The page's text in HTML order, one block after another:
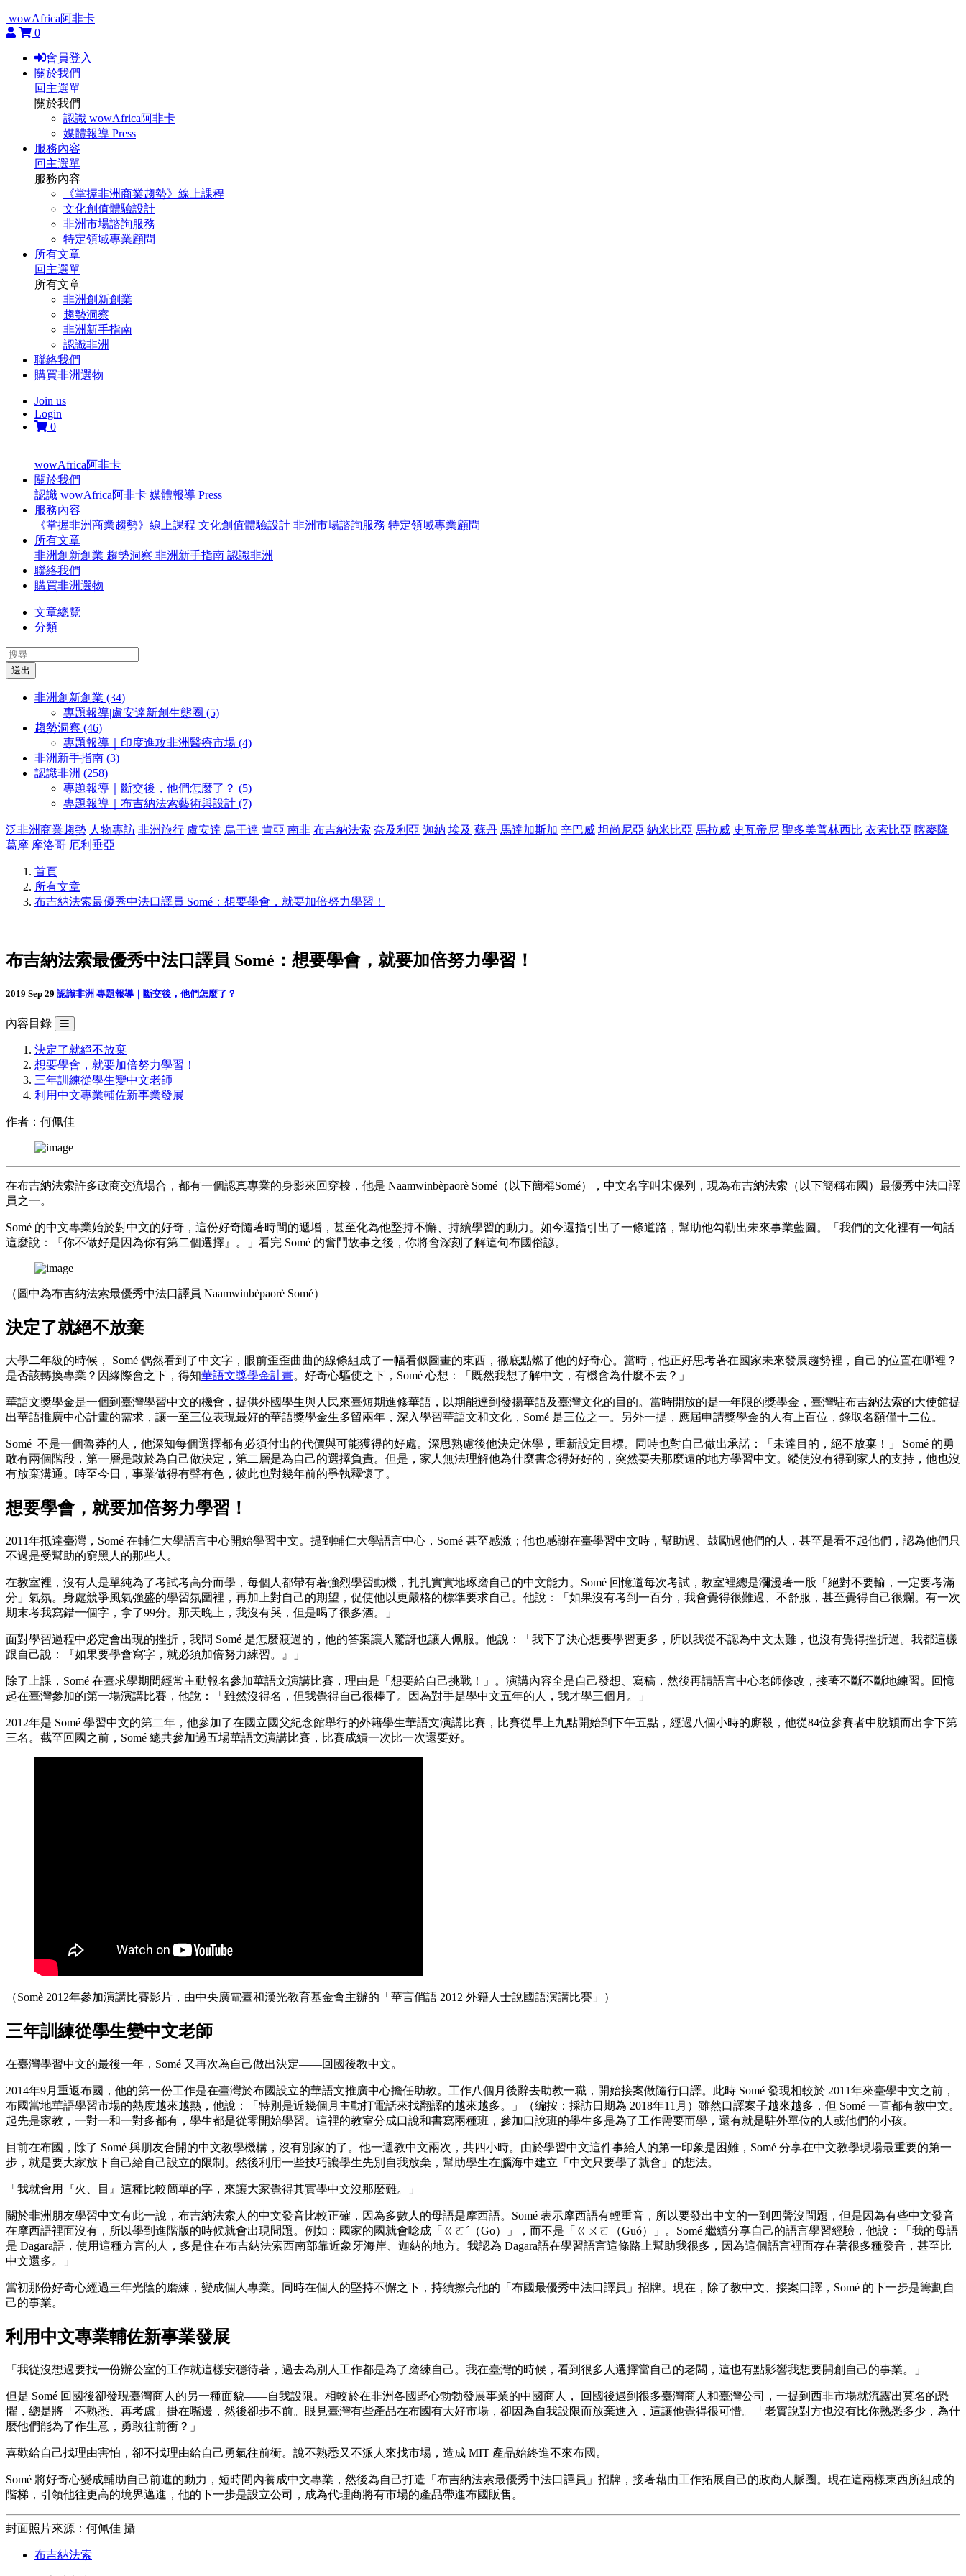
wowAfrica阿非卡
0
會員登入
關於我們
回主選單
關於我們
認識 wowAfrica阿非卡
媒體報導 Press
服務內容
回主選單
服務內容
《掌握非洲商業趨勢》線上課程
文化創值體驗設計
非洲市場諮詢服務
特定領域專業顧問
所有文章
回主選單
所有文章
非洲創新創業
趨勢洞察
非洲新手指南
認識非洲
聯絡我們
購買非洲選物
Join us
Login
0
wowAfrica阿非卡
關於我們
認識 wowAfrica阿非卡 媒體報導 Press
服務內容
《掌握非洲商業趨勢》線上課程 文化創值體驗設計 非洲市場諮詢服務 特定領域專業顧問
所有文章
非洲創新創業 趨勢洞察 非洲新手指南 認識非洲
聯絡我們
購買非洲選物
文章總覽
分類
送出
非洲創新創業 (34)
專題報導|盧安達新創生態圈 (5)
趨勢洞察 (46)
專題報導｜印度進攻非洲醫療市場 (4)
非洲新手指南 (3)
認識非洲 (258)
專題報導｜斷交後，他們怎麼了？ (5)
專題報導｜布吉納法索藝術與設計 (7)
泛非洲商業趨勢 人物專訪 非洲旅行 盧安達 烏干達 肯亞 南非 布吉納法索 奈及利亞 迦納 埃及 蘇丹 馬達加斯加 辛巴威 坦尚尼亞 納米比亞 馬拉威 史瓦帝尼 聖多美普林西比 衣索比亞 喀麥隆
葛摩 摩洛哥 厄利垂亞
首頁
所有文章
布吉納法索最優秀中法口譯員 Somé：想要學會，就要加倍努力學習！
布吉納法索最優秀中法口譯員 Somé：想要學會，就要加倍努力學習！
2019 Sep 29 認識非洲 專題報導｜斷交後，他們怎麼了？
內容目錄
決定了就絕不放棄
想要學會，就要加倍努力學習！
三年訓練從學生變中文老師
利用中文專業輔佐新事業發展
作者：何佩佳
在布吉納法索許多政商交流場合，都有一個認真專業的身影來回穿梭，他是 Naamwinbèpaorè Somé（以下簡稱Somé），中文名字叫宋保列，現為布吉納法索（以下簡稱布國）最優秀中法口譯
員之一。
Somé 的中文專業始於對中文的好奇，這份好奇隨著時間的遞增，甚至化為他堅持不懈、持續學習的動力。如今還指引出了一條道路，幫助他勾勒出未來事業藍圖。「我們的文化裡有一句話
這麼說：『你不做好是因為你有第二個選擇』。」看完 Somé 的奮鬥故事之後，你將會深刻了解這句布國俗諺。
（圖中為布吉納法索最優秀中法口譯員 Naamwinbèpaorè Somé）
決定了就絕不放棄
大學二年級的時候， Somé 偶然看到了中文字，眼前歪歪曲曲的線條組成了一幅看似圖畫的東西，徹底點燃了他的好奇心。當時，他正好思考著在國家未來發展趨勢裡，自己的位置在哪裡？
是否該轉換專業？因緣際會之下，得知華語文獎學金計畫。好奇心驅使之下，Somé 心想：「既然我想了解中文，有機會為什麼不去？」
華語文獎學金是一個到臺灣學習中文的機會，提供外國學生與人民來臺短期進修華語，以期能達到發揚華語及臺灣文化的目的。當時開放的是一年限的獎學金，臺灣駐布吉納法索的大使館提
出華語推廣中心計畫的需求，讓一至三位表現最好的華語獎學金生多留兩年，深入學習華語文和文化，Somé 是三位之一。另外一提，應屆申請獎學金的人有上百位，錄取名額僅十二位。
Somé 不是一個魯莽的人，他深知每個選擇都有必須付出的代價與可能獲得的好處。深思熟慮後他決定休學，重新設定目標。同時也對自己做出承諾：「未達目的，絕不放棄！」 Somé 的勇
敢有兩個階段，第一層是敢於為自己做決定，第二層是為自己的選擇負責。但是，家人無法理解他為什麼書念得好好的，突然要去那麼遠的地方學習中文。縱使沒有得到家人的支持，他也沒
有放棄溝通。時至今日，事業做得有聲有色，彼此也對幾年前的爭執釋懷了。
想要學會，就要加倍努力學習！
2011年抵達臺灣，Somé 在輔仁大學語言中心開始學習中文。提到輔仁大學語言中心，Somé 甚至感激；他也感謝在臺學習中文時，幫助過、鼓勵過他們的人，甚至是看不起他們，認為他們只
不過是受幫助的窮黑人的那些人。
在教室裡，沒有人是單純為了考試考高分而學，每個人都帶有著強烈學習動機，扎扎實實地琢磨自己的中文能力。Somé 回憶道每次考試，教室裡總是瀰漫著一股「絕對不要輸，一定要考滿
分」氣氛。身處競爭風氣強盛的學習氛圍裡，再加上對自己的期望，促使他以更嚴格的標準要求自己。他說：「如果沒有考到一百分，我會覺得很難過、不舒服，甚至覺得自己很爛。有一次
期末考我寫錯一個字，拿了99分。那天晚上，我沒有哭，但是喝了很多酒。」
面對學習過程中必定會出現的挫折，我問 Somé 是怎麼渡過的，他的答案讓人驚訝也讓人佩服。他說：「我下了決心想要學習更多，所以我從不認為中文太難，也沒有覺得挫折過。我都這樣
跟自己說：『如果要學會寫字，就必須加倍努力練習。』」
除了上課，Somé 在臺求學期間經常主動報名參加華語文演講比賽，理由是「想要給自己挑戰！」。演講內容全是自己發想、寫稿，然後再請語言中心老師修改，接著不斷不斷地練習。回憶
起在臺灣參加的第一場演講比賽，他說：「雖然沒得名，但我覺得自己很棒了。因為對手是學中文五年的人，我才學三個月。」
2012年是 Somé 學習中文的第二年，他參加了在國立國父紀念館舉行的外籍學生華語文演講比賽，比賽從早上九點開始到下午五點，經過八個小時的廝殺，他從84位參賽者中脫穎而出拿下第
三名。截至回國之前，Somé 總共參加過五場華語文演講比賽，比賽成績一次比一次還要好。
（Somè 2012年參加演講比賽影片，由中央廣電臺和漢光教育基金會主辦的「華言俏語 2012 外籍人士說國語演講比賽」）
三年訓練從學生變中文老師
在臺灣學習中文的最後一年，Somé 又再次為自己做出決定——回國後教中文。
2014年9月重返布國，他的第一份工作是在臺灣於布國設立的華語文推廣中心擔任助教。工作八個月後辭去助教一職，開始接案做隨行口譯。此時 Somé 發現相較於 2011年來臺學中文之前，
布國當地華語學習市場的熱度越來越熱，他說：「特別是近幾個月主動打電話來找翻譯的越來越多。」（編按：採訪日期為 2018年11月）雖然口譯案子越來越多，但 Somé 一直都有教中文。
起先是家教，一對一和一對多都有，學生都是從零開始學習。這裡的教室分成口說和書寫兩種班，參加口說班的學生多是為了工作需要而學，還有就是駐外單位的人或他們的小孩。
目前在布國，除了 Somé 與朋友合開的中文教學機構，沒有別家的了。他一週教中文兩次，共四小時。由於學習中文這件事給人的第一印象是困難，Somé 分享在中文教學現場最重要的第一
步，就是要大家放下自己給自己設立的限制。然後利用一些技巧讓學生先別自我放棄，幫助學生在腦海中建立「中文只要學了就會」的想法。
「我就會用『火、目』這種比較簡單的字，來讓大家覺得其實學中文沒那麼難。」
關於非洲朋友學習中文有此一說，布吉納法索人的中文發音比較正確，因為多數人的母語是摩西語。Somé 表示摩西語有輕重音，所以要發出中文的一到四聲沒問題，但是因為有些中文發音
在摩西語裡面沒有，所以學到進階版的時候就會出現問題。例如：國家的國就會唸成「ㄍㄛˊ（Go）」，而不是「ㄍㄨㄛ（Guó）」。Somé 繼續分享自己的語言學習經驗，他說：「我的母語
是 Dagara語，使用這種方言的人，多是住在布吉納法索西南部靠近象牙海岸、迦納的地方。我認為 Dagara語在學習語言這條路上幫助我很多，因為這個語言裡面存在著很多種發音，甚至比
中文還多。」
當初那份好奇心經過三年光陰的磨練，變成個人專業。同時在個人的堅持不懈之下，持續擦亮他的「布國最優秀中法口譯員」招牌。現在，除了教中文、接案口譯，Somé 的下一步是籌劃自
己的事業。
利用中文專業輔佐新事業發展
「我從沒想過要找一份辦公室的工作就這樣安穩待著，過去為別人工作都是為了磨練自己。我在臺灣的時候，看到很多人選擇當自己的老闆，這也有點影響我想要開創自己的事業。」
但是 Somé 回國後卻發現臺灣商人的另一種面貌——自我設限。相較於在非洲各國野心勃勃發展事業的中國商人， 回國後遇到很多臺灣商人和臺灣公司，一提到西非市場就流露出莫名的恐
懼，總是將「不熟悉、再考慮」掛在嘴邊，然後卻步不前。眼見臺灣有些產品在布國有大好市場，卻因為自我設限而放棄進入，這讓他覺得很可惜。「老實說對方也沒有比你熟悉多少，為什
麼他們能為了作生意，勇敢往前衝？」
喜歡給自己找理由害怕，卻不找理由給自己勇氣往前衝。說不熟悉又不派人來找市場，造成 MIT 產品始終進不來布國。
Somé 將好奇心變成輔助自己前進的動力，短時間內養成中文專業，然後為自己打造「布吉納法索最優秀中法口譯員」招牌，接著藉由工作拓展自己的政商人脈圈。現在這兩樣東西所組成的
階梯，引領他往更高的境界邁進，他的下一步是設立公司，成為代理商將有市場的產品帶進布國販售。
封面照片來源：何佩佳 攝
布吉納法索